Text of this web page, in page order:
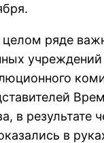
целом ряде
в результате
в